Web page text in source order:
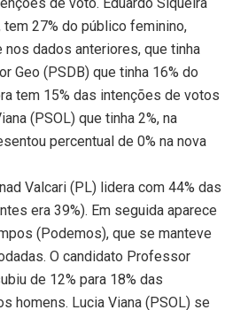
27% do público feminino,
nos dados anteriores, que tinha
Geo (PSDB) que tinha 16% do
tem 15% das intenções de votos
(PSOL) que tinha 2%, na
percentual de 0% na nova
Valcari (PL) lidera com 44% das
era 39%). Em seguida aparece
(Podemos), que se manteve
O candidato Professor
de 12% para 18% das
homens. Lucia Viana (PSOL) se